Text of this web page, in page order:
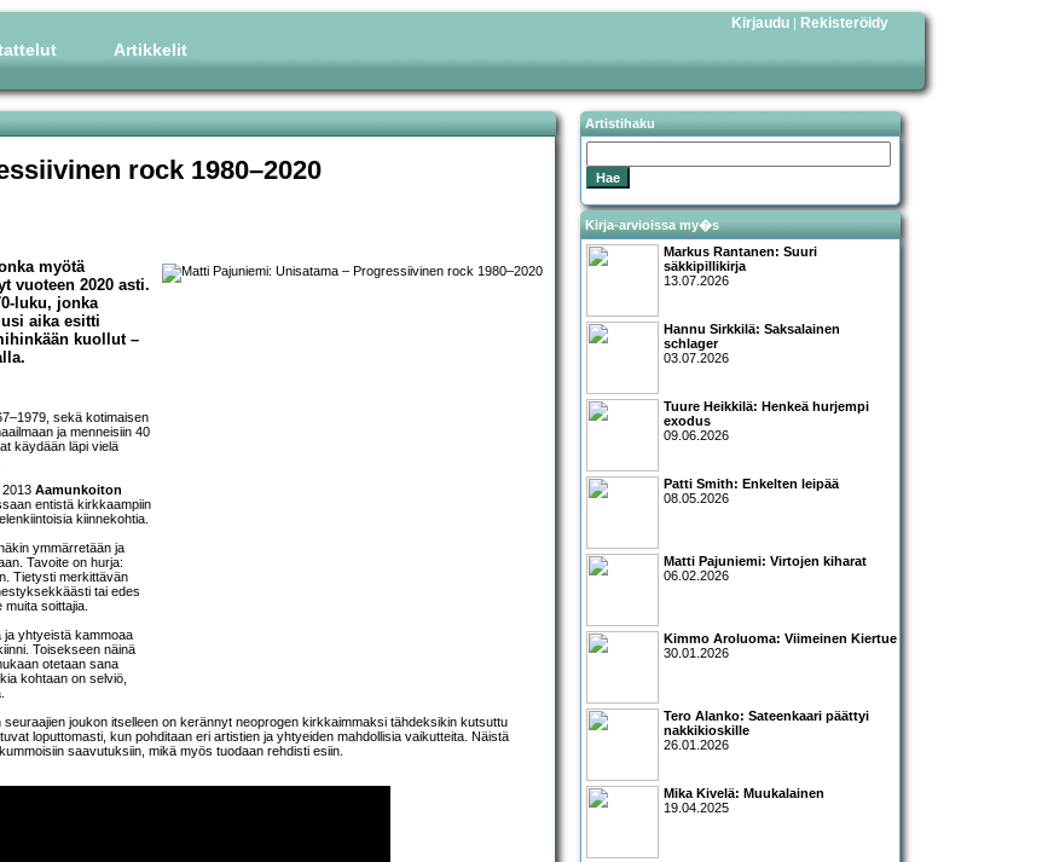
Artikkelit
Kirjaudu | Rekisteröidy
rock 1980–2020
myötä
vuoteen 2020 asti.
luku, jonka
aika esitti
kuollut –
sekä kotimaisen
ja menneisiin 40
käydään läpi vielä
2013 Aamunkoiton
entistä kirkkaampiin
kiinnekohtia.
ymmärretään ja
Tavoite on hurja:
Tietysti merkittävän
tai edes
muita soittajia.
ja yhtyeistä kammoaa
Toisekseen näinä
otetaan sana
kohtaan on selviö,
joukon itselleen on kerännyt neoprogen kirkkaimmaksi tähdeksikin kutsuttu
loputtomasti, kun pohditaan eri artistien ja yhtyeiden mahdollisia vaikutteita. Näistä
saavutuksiin, mikä myös tuodaan rehdisti esiin.
Artistihaku
Kirja-arvioissa my�s
Markus Rantanen: Suuri
säkkipillikirja
13.07.2026
Hannu Sirkkilä: Saksalainen
schlager
03.07.2026
Tuure Heikkilä: Henkeä hurjempi
exodus
09.06.2026
Patti Smith: Enkelten leipää
08.05.2026
Matti Pajuniemi: Virtojen kiharat
06.02.2026
Kimmo Aroluoma: Viimeinen Kiertue
30.01.2026
Tero Alanko: Sateenkaari päättyi
nakkikioskille
26.01.2026
Mika Kivelä: Muukalainen
19.04.2025